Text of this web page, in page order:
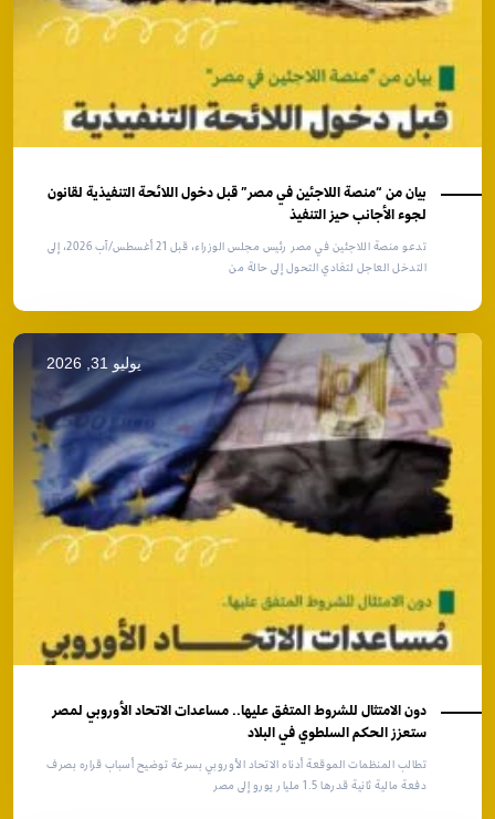
بيان من “منصة اللاجئين في مصر” قبل دخول اللائحة التنفيذية لقانون
لجوء الأجانب حيز التنفيذ
تدعو منصة اللاجئين في مصر رئيس مجلس الوزراء، قبل 21 أغسطس/آب 2026، إلى
التدخل العاجل لتفادي التحول إلى حالة من
يوليو 31, 2026
دون الامتثال للشروط المتفق عليها.. مساعدات الاتحاد الأوروبي لمصر
ستعزز الحكم السلطوي في البلاد
تطالب المنظمات الموقعة أدناه الاتحاد الأوروبي بسرعة توضيح أسباب قراره بصرف
دفعة مالية ثانية قدرها 1.5 مليار يورو إلى مصر